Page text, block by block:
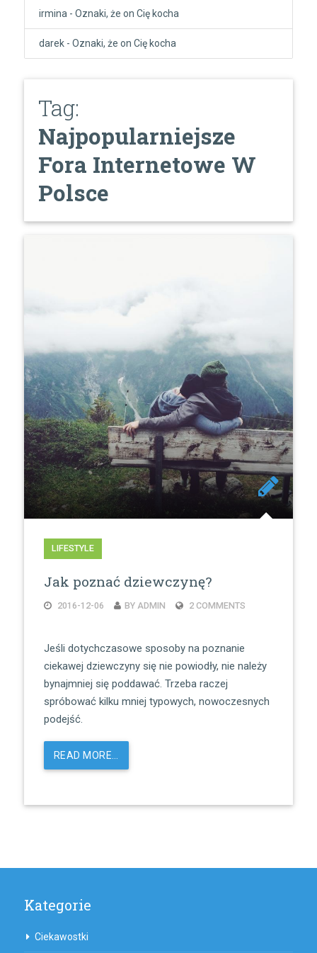
irmina - Oznaki, że on Cię kocha
darek- Oznaki, że on Cię kocha
Tag:
Najpopularniejsze
Fora Internetowe W
Polsce
LIFESTYLE
Jak poznać dziewczynę?
2016-12-06 BY ADMIN 2 COMMENTS
Jeśli dotychczasowe sposoby na poznanie
ciekawej dziewczyny się nie powiodły, nie należy
bynajmniej się poddawać. Trzeba raczej
spróbować kilku mniej typowych, nowoczesnych
podejść.
READ MORE…
Kategorie
Ciekawostki